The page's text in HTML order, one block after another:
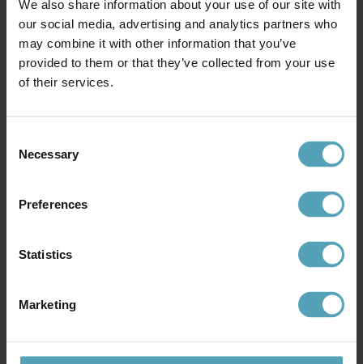
We also share information about your use of our site with
our social media, advertising and analytics partners who
may combine it with other information that you’ve
provided to them or that they’ve collected from your use
of their services.
Selection
Necessary
Preferences
Statistics
Marketing
BRILLIANT
Dody 110cm pollare
BRILLIANT